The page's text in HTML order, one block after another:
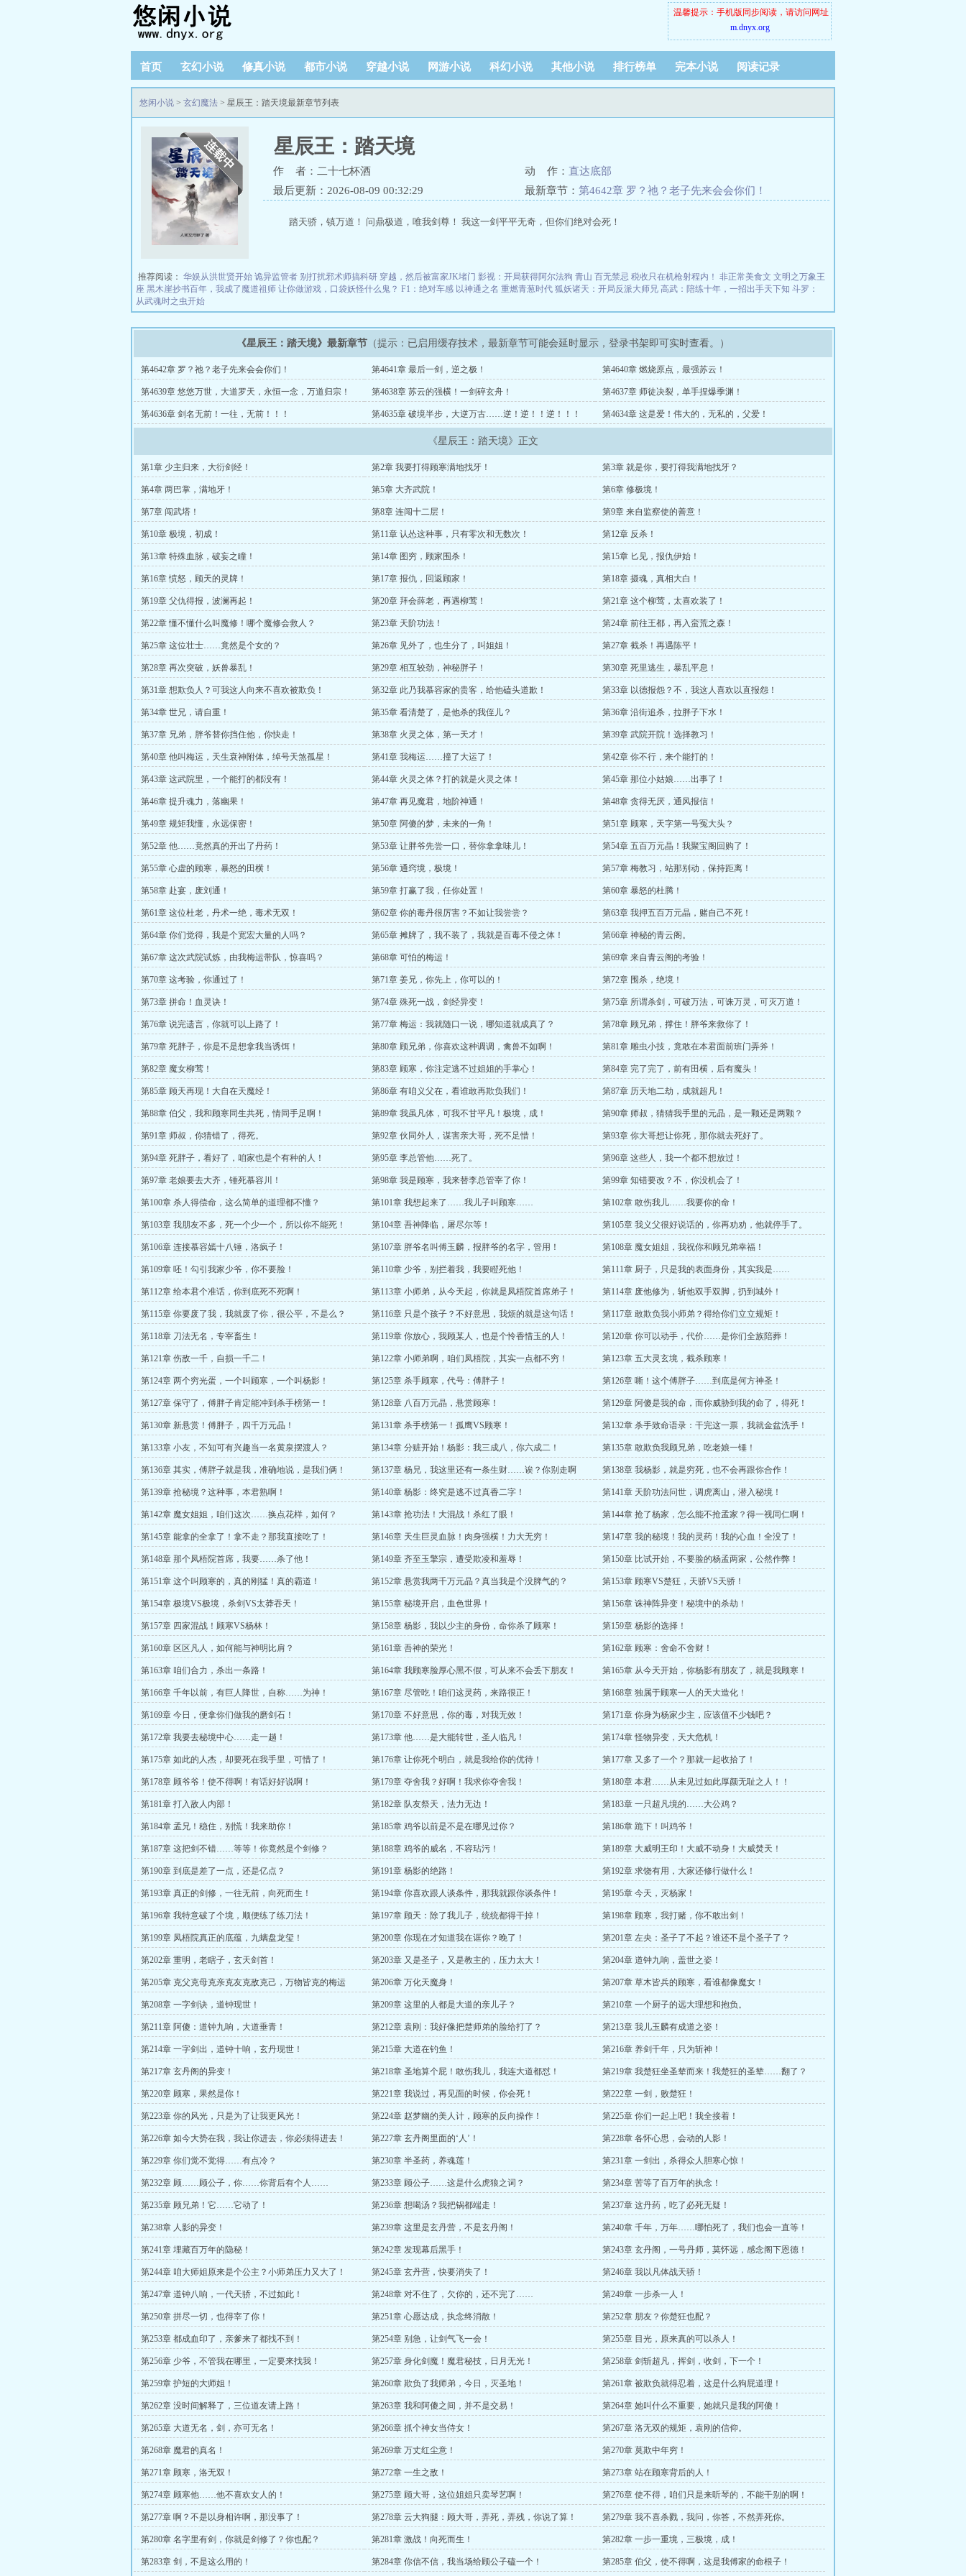
温馨提示：手机版同步阅读，请访问网址
m.dnyx.org
首页 玄幻小说 修真小说 都市小说 穿越小说 网游小说 科幻小说 其他小说 排行榜单 完本小说 阅读记录
悠闲小说 > 玄幻魔法 > 星辰王：踏天境最新章节列表
星辰王：踏天境
作 者：二十七杯酒 动 作： 直达底部
最后更新：2026-08-09 00:32:29
最新章节： 第4642章 罗？祂？老子先来会会你们！
踏天骄，镇万道！ 问鼎极道，唯我剑尊！ 我这一剑平平无奇，但你们绝对会死！
推荐阅读： 华娱从洪世贤开始 诡异监管者 别打扰邪术师搞科研 穿越，然后被富家JK堵门 影视：开局获得阿尔法狗 青山 百无禁忌 税收只在机枪射程内！ 非正常美食文 文明之万象王
座 黑木崖抄书百年，我成了魔道祖师 让你做游戏，口袋妖怪什么鬼？ F1：绝对车感 以神通之名 重燃青葱时代 狐妖诸天：开局反派大师兄 高武：陪练十年，一招出手天下知 斗罗：
从武魂时之虫开始
《星辰王：踏天境》最新章节 （提示：已启用缓存技术，最新章节可能会延时显示，登录书架即可实时查看。）
第4642章 罗？祂？老子先来会会你们！ 第4641章 最后一剑，逆之极！ 第4640章 燃烧原点，最强苏云！
第4639章 悠悠万世，大道罗天，永恒一念，万道归宗！ 第4638章 苏云的强横！一剑碎玄舟！ 第4637章 师徒决裂，单手捏爆季渊！
第4636章 剑名无前！一往，无前！！！ 第4635章 破境半步，大逆万古……逆！逆！！逆！！！ 第4634章 这是爱！伟大的，无私的，父爱！
《星辰王：踏天境》正文
第1章 少主归来，大衍剑经！ 第2章 我要打得顾寒满地找牙！ 第3章 就是你，要打得我满地找牙？
第4章 两巴掌，满地牙！ 第5章 大齐武院！ 第6章 修极境！
第7章 闯武塔！ 第8章 连闯十二层！ 第9章 来自监察使的善意！
第10章 极境，初成！ 第11章 认怂这种事，只有零次和无数次！ 第12章 反杀！
第13章 特殊血脉，破妄之瞳！ 第14章 图穷，顾家围杀！ 第15章 匕见，报仇伊始！
第16章 愤怒，顾天的灵牌！ 第17章 报仇，回返顾家！ 第18章 摄魂，真相大白！
第19章 父仇得报，波澜再起！ 第20章 拜会薛老，再遇柳莺！ 第21章 这个柳莺，太喜欢装了！
第22章 懂不懂什么叫魔修！哪个魔修会救人？ 第23章 天阶功法！ 第24章 前往王都，再入蛮荒之森！
第25章 这位壮士……竟然是个女的？ 第26章 见外了，也生分了，叫姐姐！ 第27章 截杀！再遇陈平！
第28章 再次突破，妖兽暴乱！ 第29章 相互较劲，神秘胖子！ 第30章 死里逃生，暴乱平息！
第31章 想欺负人？可我这人向来不喜欢被欺负！ 第32章 此乃我慕容家的贵客，给他磕头道歉！ 第33章 以德报怨？不，我这人喜欢以直报怨！
第34章 世兄，请自重！ 第35章 看清楚了，是他杀的我侄儿？ 第36章 沿街追杀，拉胖子下水！
第37章 兄弟，胖爷替你挡住他，你快走！ 第38章 火灵之体，第一天才！ 第39章 武院开院！选择教习！
第40章 他叫梅运，天生衰神附体，绰号天煞孤星！ 第41章 我梅运……撞了大运了！ 第42章 你不行，来个能打的！
第43章 这武院里，一个能打的都没有！ 第44章 火灵之体？打的就是火灵之体！ 第45章 那位小姑娘……出事了！
第46章 提升魂力，落幽果！ 第47章 再见魔君，地阶神通！ 第48章 贪得无厌，通风报信！
第49章 规矩我懂，永远保密！ 第50章 阿傻的梦，未来的一角！ 第51章 顾寒，天字第一号冤大头？
第52章 他……竟然真的开出了丹药！ 第53章 让胖爷先尝一口，替你拿拿味儿！ 第54章 五百万元晶！我聚宝阁回购了！
第55章 心虚的顾寒，暴怒的田横！ 第56章 通窍境，极境！ 第57章 梅教习，站那别动，保持距离！
第58章 赴宴，废刘通！ 第59章 打赢了我，任你处置！ 第60章 暴怒的杜腾！
第61章 这位杜老，丹术一绝，毒术无双！ 第62章 你的毒丹很厉害？不如让我尝尝？ 第63章 我押五百万元晶，赌自己不死！
第64章 你们觉得，我是个宽宏大量的人吗？ 第65章 摊牌了，我不装了，我就是百毒不侵之体！ 第66章 神秘的青云阁。
第67章 这次武院试炼，由我梅运带队，惊喜吗？ 第68章 可怕的梅运！ 第69章 来自青云阁的考验！
第70章 这考验，你通过了！ 第71章 姜兄，你先上，你可以的！ 第72章 围杀，绝境！
第73章 拼命！血灵诀！ 第74章 殊死一战，剑经异变！ 第75章 所谓杀剑，可破万法，可诛万灵，可灭万道！
第76章 说完遗言，你就可以上路了！ 第77章 梅运：我就随口一说，哪知道就成真了？ 第78章 顾兄弟，撑住！胖爷来救你了！
第79章 死胖子，你是不是想拿我当诱饵！ 第80章 顾兄弟，你喜欢这种调调，禽兽不如啊！ 第81章 雕虫小技，竟敢在本君面前班门弄斧！
第82章 魔女柳莺！ 第83章 顾寒，你注定逃不过姐姐的手掌心！ 第84章 完了完了，前有田横，后有魔头！
第85章 顾天再现！大自在天魔经！ 第86章 有咱义父在，看谁敢再欺负我们！ 第87章 历天地二劫，成就超凡！
第88章 伯父，我和顾寒同生共死，情同手足啊！ 第89章 我虽凡体，可我不甘平凡！极境，成！ 第90章 师叔，猜猜我手里的元晶，是一颗还是两颗？
第91章 师叔，你猜错了，得死。 第92章 伙同外人，谋害亲大哥，死不足惜！ 第93章 你大哥想让你死，那你就去死好了。
第94章 死胖子，看好了，咱家也是个有种的人！ 第95章 李总管他……死了。 第96章 这些人，我一个都不想放过！
第97章 老娘要去大齐，锤死慕容川！ 第98章 我是顾寒，我来替李总管宰了你！ 第99章 知错要改？不，你没机会了！
第100章 杀人得偿命，这么简单的道理都不懂？ 第101章 我想起来了……我儿子叫顾寒…… 第102章 敢伤我儿……我要你的命！
第103章 我朋友不多，死一个少一个，所以你不能死！ 第104章 吾神降临，屠尽尔等！ 第105章 我义父很好说话的，你再劝劝，他就停手了。
第106章 连接慕容嫣十八锤，洛疯子！ 第107章 胖爷名叫傅玉麟，报胖爷的名字，管用！ 第108章 魔女姐姐，我祝你和顾兄弟幸福！
第109章 呸！勾引我家少爷，你不要脸！ 第110章 少爷，别拦着我，我要瞪死他！ 第111章 厨子，只是我的表面身份，其实我是……
第112章 给本君个准话，你到底死不死啊！ 第113章 小师弟，从今天起，你就是凤梧院首席弟子！ 第114章 废他修为，斩他双手双脚，扔到城外！
第115章 你要废了我，我就废了你，很公平，不是么？ 第116章 只是个孩子？不好意思，我烦的就是这句话！ 第117章 敢欺负我小师弟？得给你们立立规矩！
第118章 刀法无名，专宰畜生！ 第119章 你放心，我顾某人，也是个怜香惜玉的人！ 第120章 你可以动手，代价……是你们全族陪葬！
第121章 伤敌一千，自损一千二！ 第122章 小师弟啊，咱们凤梧院，其实一点都不穷！ 第123章 五大灵玄境，截杀顾寒！
第124章 两个穷光蛋，一个叫顾寒，一个叫杨影！ 第125章 杀手顾寒，代号：傅胖子！ 第126章 嘶！这个傅胖子……到底是何方神圣！
第127章 保守了，傅胖子肯定能冲到杀手榜第一！ 第128章 八百万元晶，悬赏顾寒！ 第129章 阿傻是我的命，而你威胁到我的命了，得死！
第130章 新悬赏！傅胖子，四千万元晶！ 第131章 杀手榜第一！孤鹰VS顾寒！ 第132章 杀手致命语录：干完这一票，我就金盆洗手！
第133章 小友，不知可有兴趣当一名黄泉摆渡人？ 第134章 分赃开始！杨影：我三成八，你六成二！ 第135章 敢欺负我顾兄弟，吃老娘一锤！
第136章 其实，傅胖子就是我，准确地说，是我们俩！ 第137章 杨兄，我这里还有一条生财……诶？你别走啊 第138章 我杨影，就是穷死，也不会再跟你合作！
第139章 抢秘境？这种事，本君熟啊！ 第140章 杨影：终究是逃不过真香二字！ 第141章 天阶功法问世，调虎离山，潜入秘境！
第142章 魔女姐姐，咱们这次……换点花样，如何？ 第143章 抢功法！大混战！杀红了眼！ 第144章 抢了杨家，怎么能不抢孟家？得一视同仁啊！
第145章 能拿的全拿了！拿不走？那我直接吃了！ 第146章 天生巨灵血脉！肉身强横！力大无穷！ 第147章 我的秘境！我的灵药！我的心血！全没了！
第148章 那个凤梧院首席，我要……杀了他！ 第149章 齐至玉擎宗，遭受欺凌和羞辱！ 第150章 比试开始，不要脸的杨孟两家，公然作弊！
第151章 这个叫顾寒的，真的刚猛！真的霸道！ 第152章 悬赏我两千万元晶？真当我是个没脾气的？ 第153章 顾寒VS楚狂，天骄VS天骄！
第154章 极境VS极境，杀剑VS太莽吞天！ 第155章 秘境开启，血色世界！ 第156章 诛神阵异变！秘境中的杀劫！
第157章 四家混战！顾寒VS杨林！ 第158章 杨影，我以少主的身份，命你杀了顾寒！ 第159章 杨影的选择！
第160章 区区凡人，如何能与神明比肩？ 第161章 吾神的荣光！ 第162章 顾寒：舍命不舍财！
第163章 咱们合力，杀出一条路！ 第164章 我顾寒脸厚心黑不假，可从来不会丢下朋友！ 第165章 从今天开始，你杨影有朋友了，就是我顾寒！
第166章 千年以前，有巨人降世，自称……为神！ 第167章 尽管吃！咱们这灵药，来路很正！ 第168章 独属于顾寒一人的天大造化！
第169章 今日，便拿你们做我的磨剑石！ 第170章 不好意思，你的毒，对我无效！ 第171章 你身为杨家少主，应该值不少钱吧？
第172章 我要去秘境中心……走一趟！ 第173章 他……是大能转世，圣人临凡！ 第174章 怪物异变，天大危机！
第175章 如此的人杰，却要死在我手里，可惜了！ 第176章 让你死个明白，就是我给你的优待！ 第177章 又多了一个？那就一起收拾了！
第178章 顾爷爷！使不得啊！有话好好说啊！ 第179章 夺舍我？好啊！我求你夺舍我！ 第180章 本君……从未见过如此厚颜无耻之人！！
第181章 打入敌人内部！ 第182章 队友祭天，法力无边！ 第183章 一只超凡境的……大公鸡？
第184章 孟兄！稳住，别慌！我来助你！ 第185章 鸡爷以前是不是在哪见过你？ 第186章 跪下！叫鸡爷！
第187章 这把剑不错……等等！你竟然是个剑修？ 第188章 鸡爷的威名，不容玷污！ 第189章 大威明王印！大威不动身！大威焚天！
第190章 到底是差了一点，还是亿点？ 第191章 杨影的绝路！ 第192章 求饶有用，大家还修行做什么！
第193章 真正的剑修，一往无前，向死而生！ 第194章 你喜欢跟人谈条件，那我就跟你谈条件！ 第195章 今天，灭杨家！
第196章 我特意破了个境，顺便练了练刀法！ 第197章 顾天：除了我儿子，统统都得干掉！ 第198章 顾寒，我打赌，你不敢出剑！
第199章 凤梧院真正的底蕴，九螭盘龙玺！ 第200章 你现在才知道我在诓你？晚了！ 第201章 左央：圣子了不起？谁还不是个圣子了？
第202章 重明，老瞎子，玄天剑首！ 第203章 又是圣子，又是教主的，压力太大！ 第204章 道钟九响，盖世之姿！
第205章 克父克母克亲克友克敌克己，万物皆克的梅运 第206章 万化天魔身！ 第207章 草木皆兵的顾寒，看谁都像魔女！
第208章 一字剑诀，道钟现世！ 第209章 这里的人都是大道的亲儿子？ 第210章 一个厨子的远大理想和抱负。
第211章 阿傻：道钟九响，大道垂青！ 第212章 袁刚：我好像把楚师弟的脸给打了？ 第213章 我儿玉麟有成道之姿！
第214章 一字剑出，道钟十响，玄丹现世！ 第215章 大道在钓鱼！ 第216章 养剑千年，只为斩神！
第217章 玄丹阁的异变！ 第218章 圣地算个屁！敢伤我儿，我连大道都怼！ 第219章 我楚狂坐圣辇而来！我楚狂的圣辇……翻了？
第220章 顾寒，果然是你！ 第221章 我说过，再见面的时候，你会死！ 第222章 一剑，败楚狂！
第223章 你的风光，只是为了让我更风光！ 第224章 赵梦幽的美人计，顾寒的反向操作！ 第225章 你们一起上吧！我全接着！
第226章 如今大势在我，我让你进去，你必须得进去！ 第227章 玄丹阁里面的‘人’！ 第228章 各怀心思，会动的人影！
第229章 你们觉不觉得……有点冷？ 第230章 半圣药，养魂莲！ 第231章 一剑出，杀得众人胆寒心惊！
第232章 顾……顾公子，你……你背后有个人…… 第233章 顾公子……这是什么虎狼之词？ 第234章 苦等了百万年的执念！
第235章 顾兄弟！它……它动了！ 第236章 想喝汤？我把锅都端走！ 第237章 这丹药，吃了必死无疑！
第238章 人影的异变！ 第239章 这里是玄丹营，不是玄丹阁！ 第240章 千年，万年……哪怕死了，我们也会一直等！
第241章 埋藏百万年的隐秘！ 第242章 发现幕后黑手！ 第243章 玄丹阁，一号丹师，莫怀远，感念阁下恩德！
第244章 咱大师姐原来是个公主？小师弟压力又大了！ 第245章 玄丹营，快要消失了！ 第246章 我以凡体战天骄！
第247章 道钟八响，一代天骄，不过如此！ 第248章 对不住了，欠你的，还不完了…… 第249章 一步杀一人！
第250章 拼尽一切，也得宰了你！ 第251章 心愿达成，执念终消散！ 第252章 朋友？你楚狂也配？
第253章 都成血印了，亲爹来了都找不到！ 第254章 别急，让剑气飞一会！ 第255章 目光，原来真的可以杀人！
第256章 少爷，不管我在哪里，一定要来找我！ 第257章 身化剑魔！魔君秘技，日月无光！ 第258章 剑斩超凡，挥剑，收剑，下一个！
第259章 护短的大师姐！ 第260章 欺负了我师弟，今日，灭圣地！ 第261章 被欺负就得忍着，这是什么狗屁道理！
第262章 没时间解释了，三位道友请上路！ 第263章 我和阿傻之间，并不是交易！ 第264章 她叫什么不重要，她就只是我的阿傻！
第265章 大道无名，剑，亦可无名！ 第266章 抓个神女当侍女！ 第267章 洛无双的规矩，袁刚的信仰。
第268章 魔君的真名！ 第269章 万丈红尘意！ 第270章 莫欺中年穷！
第271章 顾寒，洛无双！ 第272章 一生之敌！ 第273章 站在顾寒背后的人！
第274章 顾寒他……他不喜欢女人的！ 第275章 顾大哥，这位姐姐只卖琴艺啊！ 第276章 使不得，咱们只是来听琴的，不能干别的啊！
第277章 啊？不是以身相许啊，那没事了！ 第278章 云大狗腿：顾大哥，弄死，弄残，你说了算！ 第279章 我不喜杀戮，我问，你答，不然弄死你。
第280章 名字里有剑，你就是剑修了？你也配？ 第281章 激战！向死而生！ 第282章 一步一重境，三极境，成！
第283章 剑，不是这么用的！ 第284章 你信不信，我当场给顾公子磕一个！ 第285章 伯父，使不得啊，这是我傅家的命根子！